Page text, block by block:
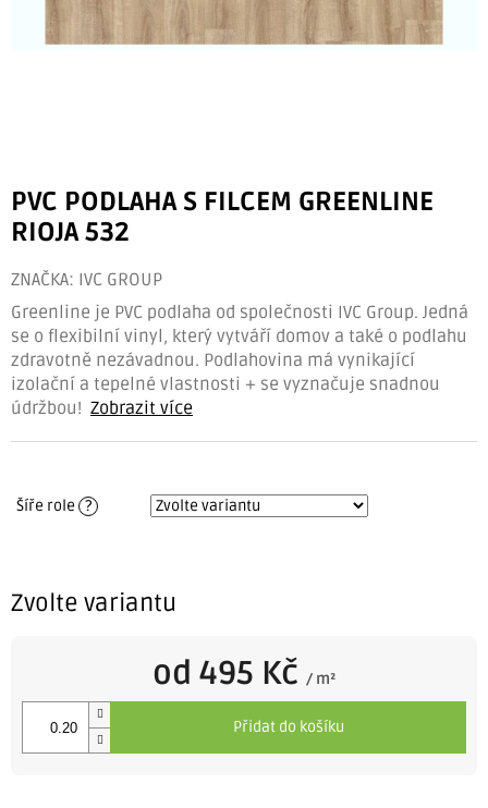
ZNAČKA: IVC GROUP
PVC PODLAHA S FILCEM GREENLINE
RIOJA 532
Zvolte variantu
Šíře role ?
Greenline je PVC podlaha od společnosti IVC Group. Jedná
se o flexibilní vinyl, který vytváří domov a také o podlahu
zdravotně nezávadnou. Podlahovina má vynikající
izolační a tepelné vlastnosti + se vyznačuje snadnou
údržbou! Zobrazit více
od 495 Kč / m²
Měrná
Přidat do košíku